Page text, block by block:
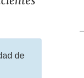
de